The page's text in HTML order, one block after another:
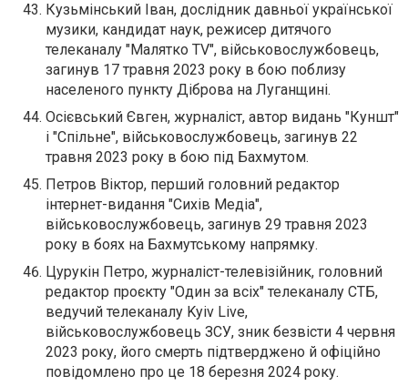
Кузьмінський Іван, дослідник давньої української
музики, кандидат наук, режисер дитячого
телеканалу "Малятко TV", військовослужбовець,
загинув 17 травня 2023 року в бою поблизу
населеного пункту Діброва на Луганщині.
Осієвський Євген, журналіст, автор видань "Куншт"
і "Спільне", військовослужбовець, загинув 22
травня 2023 року в бою під Бахмутом.
Петров Віктор, перший головний редактор
інтернет-видання "Сихів Медіа",
військовослужбовець, загинув 29 травня 2023
року в боях на Бахмутському напрямку.
Цурукін Петро, журналіст-телевізійник, головний
редактор проєкту "Один за всіх" телеканалу СТБ,
ведучий телеканалу Kyiv Live,
військовослужбовець ЗСУ, зник безвісти 4 червня
2023 року, його смерть підтверджено й офіційно
повідомлено про це 18 березня 2024 року.